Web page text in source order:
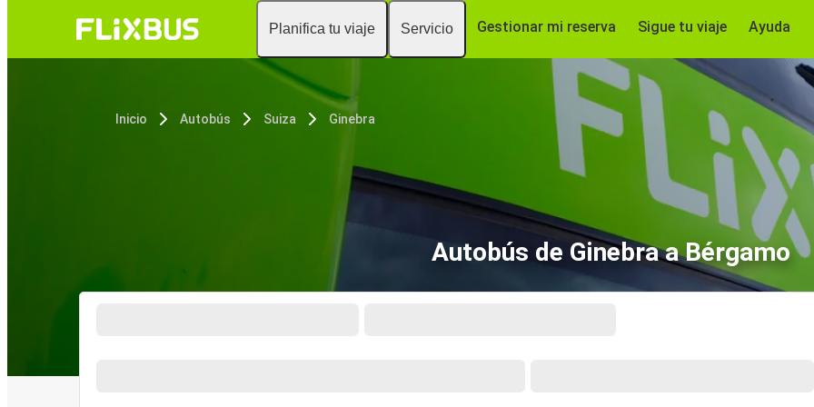
Planifica tu viaje Servicio Gestionar mi reserva Sigue tu viaje Ayuda
Inicio Autobús Suiza Ginebra
Autobús de Ginebra a Bérgamo